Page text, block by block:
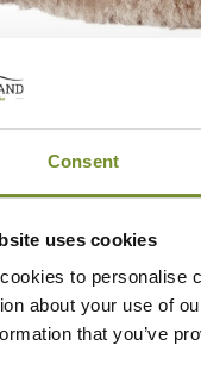
Consent
uses cookies
to personalise
about your use of
that you’ve
en laine
mouton pour une